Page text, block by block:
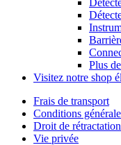
Plus
Visitez notre shop
Frais de transport
Conditions
Droit de rétractation
Vie privée